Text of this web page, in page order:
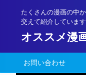
たくさんの漫画の中
交えて紹介していま
オススメ漫
お問い合わせ